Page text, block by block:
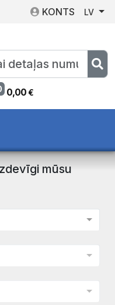
KONTS LV
0,00€
mūsu